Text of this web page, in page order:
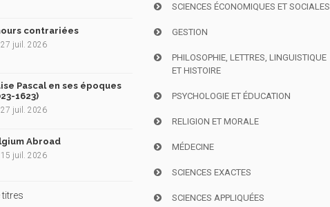
contrariées
27 juil. 2026
Pascal en ses époques
1623)
27 juil. 2026
Abroad
15 juil. 2026
titres
SCIENCES ÉCONOMIQUES ET SOCIALES
GESTION
PHILOSOPHIE, LETTRES, LINGUISTIQUE
ET HISTOIRE
PSYCHOLOGIE ET ÉDUCATION
RELIGION ET MORALE
MÉDECINE
SCIENCES EXACTES
SCIENCES APPLIQUÉES